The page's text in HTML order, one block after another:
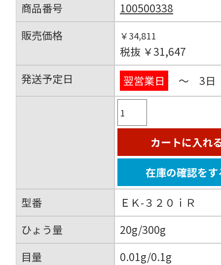
商品番号
100500338
販売価格
￥34,811
税抜 ￥31,647
発送予定日
翌営業日 ～ 3日
カートに入れ
在庫の確認をす
型番
ＥＫ-３２０ｉＲ
ひょう量
20g/300g
目量
0.01g/0.1g